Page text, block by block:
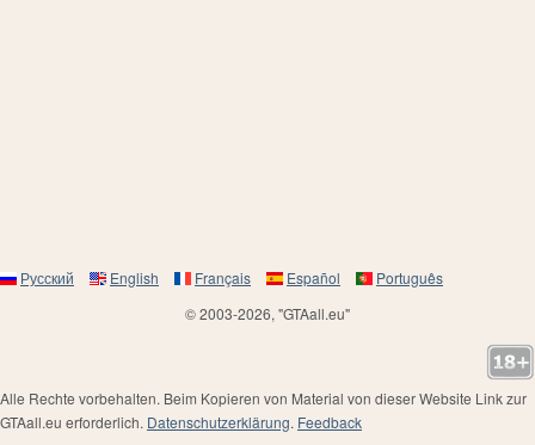
Русский English Français Español
Português
© 2003-2026, "GTAall.eu"
Alle Rechte vorbehalten. Beim Kopieren von Material von dieser Website Link zur
GTAall.eu erforderlich. Datenschutzerklärung. Feedback